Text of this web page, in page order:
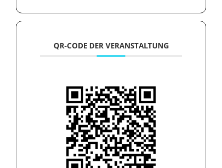
QR-CODE DER VERANSTALTUNG